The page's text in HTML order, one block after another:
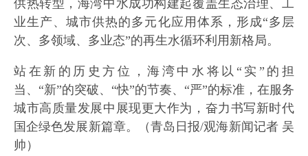
供热转型，海湾中水成功构建起覆盖生态治理、工
业生产、城市供热的多元化应用体系，形成“多层
次、多领域、多业态”的再生水循环利用新格局。
站在新的历史方位，海湾中水将以“实”的担
当、“新”的突破、“快”的节奏、“严”的标准，在服务
城市高质量发展中展现更大作为，奋力书写新时代
国企绿色发展新篇章。（青岛日报/观海新闻记者 吴
帅）